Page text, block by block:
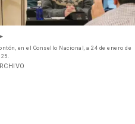
en el Consello Nacional, a 24 de enero de